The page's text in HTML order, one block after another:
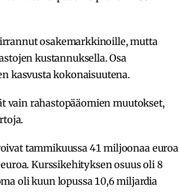
osakemarkkinoille, mutta
kustannuksella. Osa
kasvusta kokonaisuutena.
vain rahastopääomien muutokset,
tammikuussa 41 miljoonaa euroa
Kurssikehityksen osuus oli 8
oli kuun lopussa 10,6 miljardia